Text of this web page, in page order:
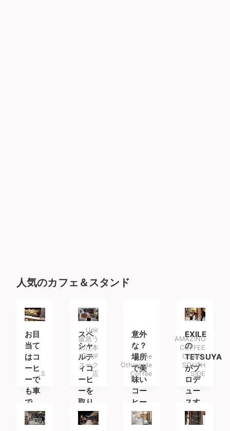
人気のカフェ＆スタンド
お目
当て
はコ
ーヒ
ーで
も車
で
も。
.S
スペ
シャ
ルテ
ィコ
ーヒ
ーを
取り
扱う
コー
Unir
阪急う
めだ本
店10F
スーク
店
意外
な？
場所
で美
味い
コー
ヒー
との
んび
The
Otherside
Coffee
EXILE
の
TETSUYA
がプ
ロデ
ュー
スす
るコ
ーヒ
AMAZING
COFFEE
OSAKA
SOUTH
SIDE